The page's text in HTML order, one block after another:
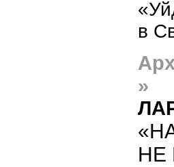
в
»
НЕ